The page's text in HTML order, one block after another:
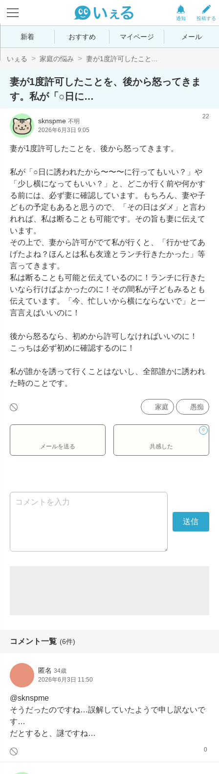
投稿する
通知
新着 おすすめ マイページ メール
いぇる 家庭の悩み 妻が1度許可したこと...
妻が1度許可したことを、後から怒ってきま
す。私が「○日に…
sknspme 不明
2026年6月3日 9:05
22
妻が1度許可したことを、後から怒ってきます。
私が「○日に誘われたから〜〜〜に行ってもいい？」や
「少し横になってもいい？」と、どこか行く前や何かす
る前には、必ず妻に確認しています。もちろん、妻や子
どもの予定もあると思うので、「その日はダメ」と言わ
れれば、私は断ることも可能です。その旨も妻に伝えて
います。
その上で、妻から許可がでて私が行くと、「行かせてあ
げたよね？ほんとは私も友達とランチ行きたかった」等
言ってきます。
私は断ることも可能と伝えているのに！ランチに行きた
いなら行けばよかったのに！その間私が子どもみるとも
伝えています。「今、忙しいから横にならないで」と一
言言えばいいのに！
後から怒るなら、初めから許可しなければいいのに！
こっちは必ず初めに確認するのに！
私が誰かを誘って行くことはないし、全部誰かに誘われ
た時のことです。
家庭 愚痴
メールを送る
0
共感した
コメント一覧 (6件)
匿名 34歳
2026年6月3日 11:50
@sknspme
そうだったのですね…誤解していたようで申し訳ないで
す…
だとすると、謎ですね…
0